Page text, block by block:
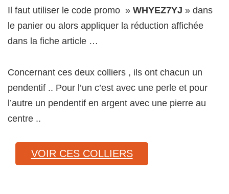
Il faut utiliser le code promo » WHYEZ7YJ » dans
le panier ou alors appliquer la réduction affichée
dans la fiche article …
Concernant ces deux colliers , ils ont chacun un
pendentif .. Pour l’un c’est avec une perle et pour
l’autre un pendentif en argent avec une pierre au
centre ..
VOIR CES COLLIERS